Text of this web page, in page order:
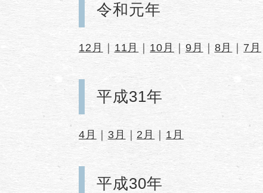
令和元年
12月 11月 ｜ 10月 ｜ 9月 8月 7月
平成31年
4月 3月 ｜2月 1月
平成30年